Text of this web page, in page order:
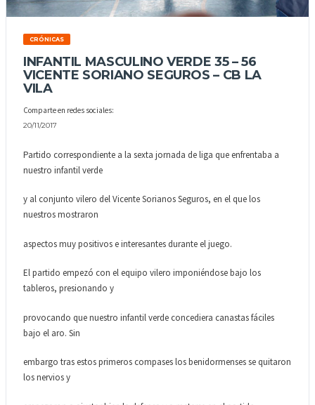
CRÓNICAS
INFANTIL MASCULINO VERDE 35 – 56
VICENTE SORIANO SEGUROS – CB LA
VILA
Comparte en redes sociales:
20/11/2017
Partido correspondiente a la sexta jornada de liga que enfrentaba a
nuestro infantil verde
y al conjunto vilero del Vicente Sorianos Seguros, en el que los
nuestros mostraron
aspectos muy positivos e interesantes durante el juego.
El partido empezó con el equipo vilero imponiéndose bajo los
tableros, presionando y
provocando que nuestro infantil verde concediera canastas fáciles
bajo el aro. Sin
embargo tras estos primeros compases los benidormenses se quitaron
los nervios y